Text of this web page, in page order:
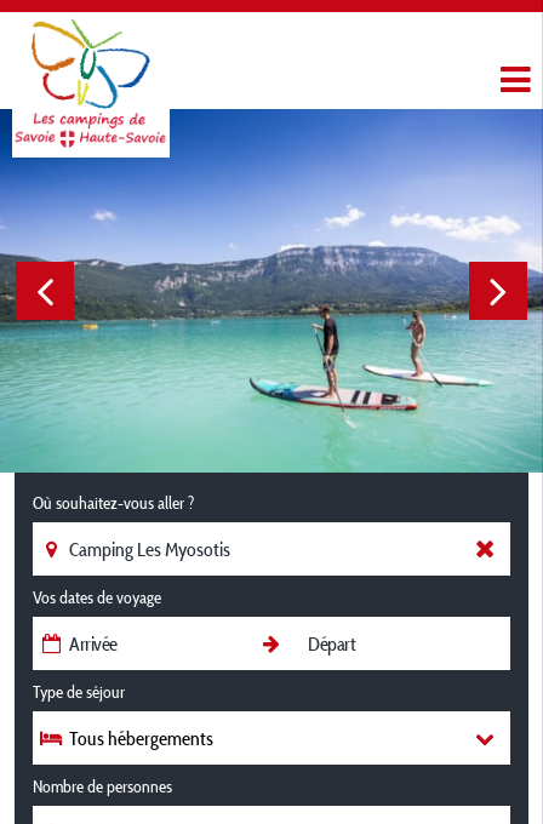
Où souhaitez-vous aller ?
Vos dates de voyage
Type de séjour
Tous hébergements
Nombre de personnes